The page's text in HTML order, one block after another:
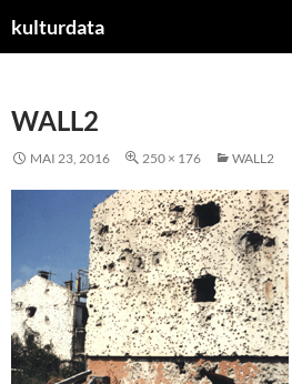
kulturdata
WALL2
MAI 23, 2016 250 × 176 WALL2